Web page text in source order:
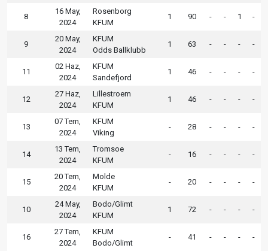
8
16 May,
2024
Rosenborg
KFUM
1 90 - - 1 -
9
20 May,
2024
KFUM
Odds Ballklubb
1 63 - - - -
11
02 Haz,
2024
KFUM
Sandefjord
1 46 - - - -
12
27 Haz,
2024
Lillestroem
KFUM
1 46 - - - -
13
07 Tem,
2024
KFUM
Viking
- 28 - - - -
14
13 Tem,
2024
Tromsoe
KFUM
- 16 - - - -
15
20 Tem,
2024
Molde
KFUM
- 20 - - - -
10
24 May,
2024
Bodo/Glimt
KFUM
1 72 - - - -
16
27 Tem,
2024
KFUM
Bodo/Glimt
- 41 - - - -